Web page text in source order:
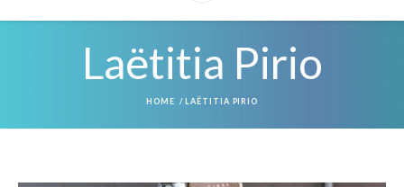
Laëtitia Pirio
HOME /LAËTITIA PIRIO